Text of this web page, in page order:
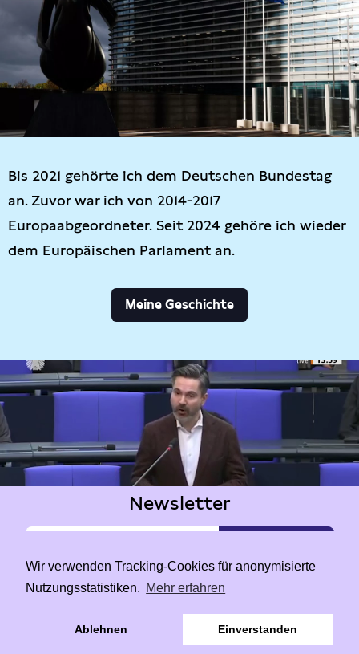
Wir verwenden Tracking-Cookies für anonymisierte
Nutzungsstatistiken. Mehr erfahren
Ablehnen Einverstanden
Bis 2021 gehörte ich dem Deutschen Bundestag
an. Zuvor war ich von 2014-2017
Europaabgeordneter. Seit 2024 gehöre ich wieder
dem Europäischen Parlament an.
Meine Geschichte
Newsletter